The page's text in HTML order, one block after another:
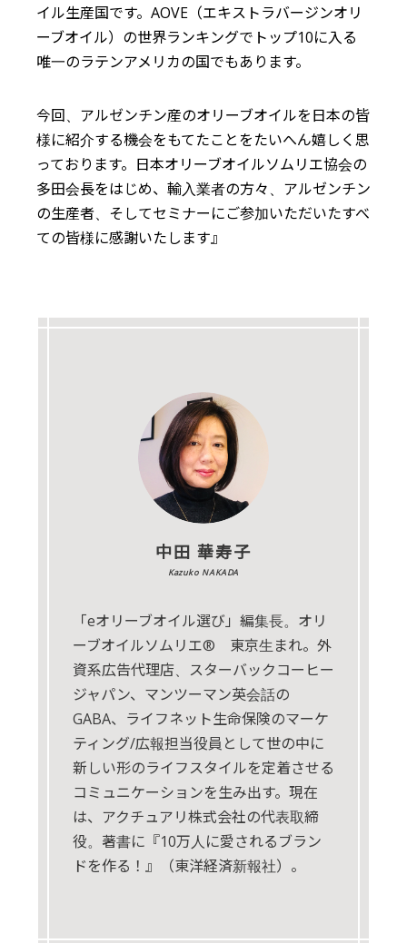
イル生産国です。AOVE（エキストラバージンオリ
ーブオイル）の世界ランキングでトップ10に入る
唯一のラテンアメリカの国でもあります。
今回、アルゼンチン産のオリーブオイルを日本の皆
様に紹介する機会をもてたことをたいへん嬉しく思
っております。日本オリーブオイルソムリエ協会の
多田会長をはじめ、輸入業者の方々、アルゼンチン
の生産者、そしてセミナーにご参加いただいたすべ
ての皆様に感謝いたします』
中田 華寿子
Kazuko NAKADA
「eオリーブオイル選び」編集長。オリ
ーブオイルソムリエ® 東京生まれ。外
資系広告代理店、スターバックコーヒー
ジャパン、マンツーマン英会話の
GABA、ライフネット生命保険のマーケ
ティング/広報担当役員として世の中に
新しい形のライフスタイルを定着させる
コミュニケーションを生み出す。現在
は、アクチュアリ株式会社の代表取締
役。著書に『10万人に愛されるブラン
ドを作る！』（東洋経済新報社）。